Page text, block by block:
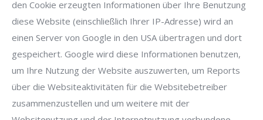
den Cookie erzeugten Informationen über Ihre Benutzung
diese Website (einschließlich Ihrer IP-Adresse) wird an
einen Server von Google in den USA übertragen und dort
gespeichert. Google wird diese Informationen benutzen,
um Ihre Nutzung der Website auszuwerten, um Reports
über die Websiteaktivitäten für die Websitebetreiber
zusammenzustellen und um weitere mit der